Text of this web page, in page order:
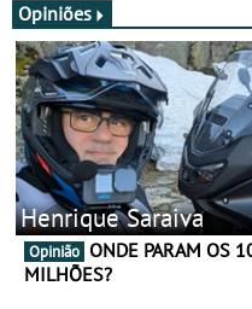
Opiniões
Henrique Saraiva
Opinião
MILHÕES?